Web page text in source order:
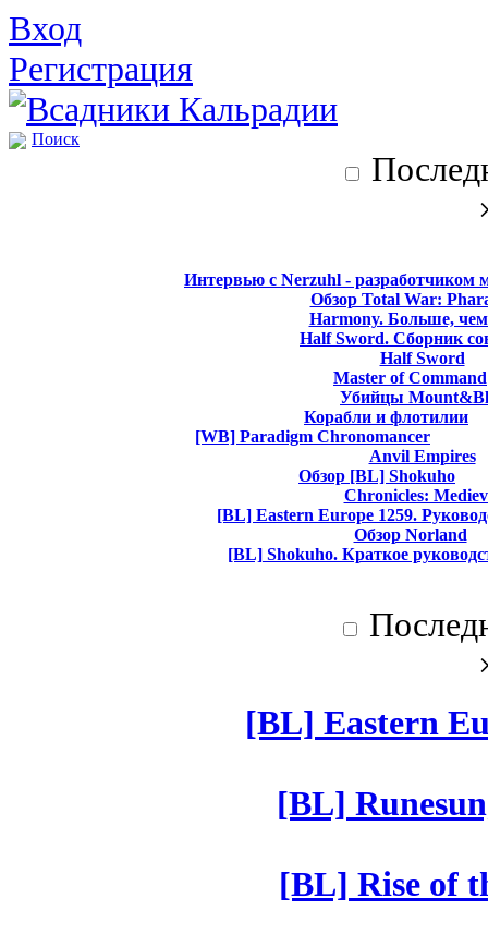
Вход
Регистрация
Поиск
Интервью с Nerzuhl - разработчиком
Обзор Total War:
Harmony. Больше,
Half Sword. Сборник
Half Sword
Master of Command
Убийцы
Корабли и флотилии
[WB] Paradigm Chronomancer
Anvil Empires
Обзор [BL] Shokuho
Chronicles:
[BL] Eastern Europe 1259.
Обзор Norland
[BL] Shokuho. Краткое
[BL] Eastern
[BL]
[BL] Rise of